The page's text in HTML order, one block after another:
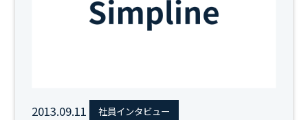
2013.09.11 社員インタビュー